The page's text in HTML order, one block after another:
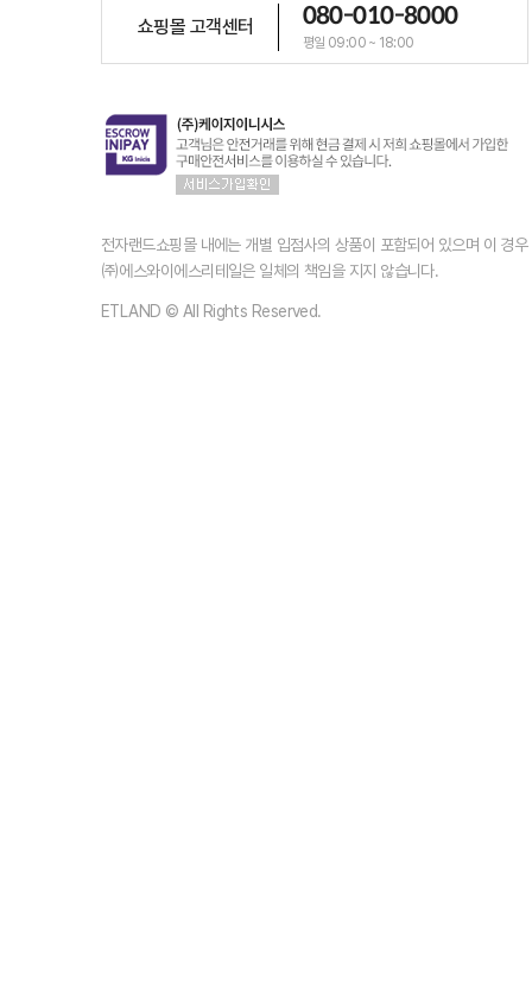
쇼핑몰 고객센터 080-010-8000
평일 09:00 ~ 18:00
전자랜드쇼핑몰 내에는 개별 입점사의 상품이 포함되어 있으며 이 경
㈜에스와이에스리테일은 일체의 책임을 지지 않습니다.
ETLAND © All Rights Reserved.